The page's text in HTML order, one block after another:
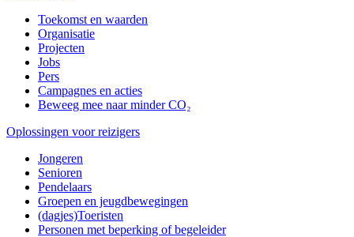
Toekomst en waarden
Organisatie
Projecten
Jobs
Pers
Campagnes en acties
Beweeg mee naar minder CO₂
Oplossingen voor reizigers
Jongeren
Senioren
Pendelaars
Groepen en jeugdbewegingen
(dagjes)Toeristen
Personen met beperking of begeleider